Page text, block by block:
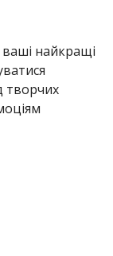
ваші найкращі
творчих